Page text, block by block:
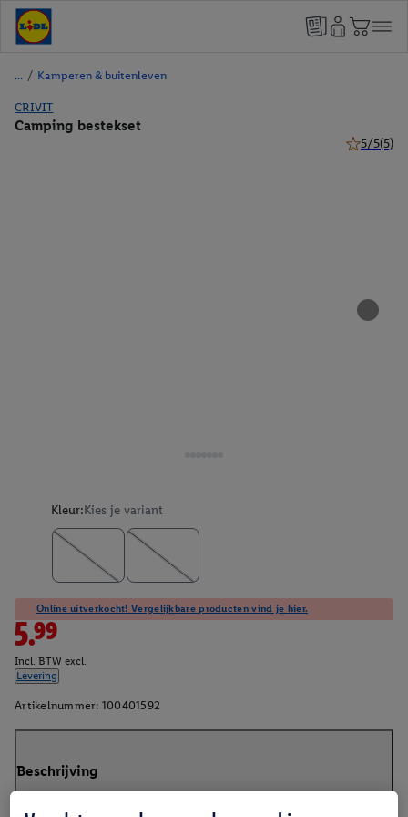
/ Kamperen & buitenleven
CRIVIT
Camping bestekset
5/5(5)
Kleur:Kies je variant
Online uitverkocht! Vergelijkbare producten vind je hier.
5.99
Incl. BTW excl.
Levering
Artikelnummer: 100401592
Beschrijving